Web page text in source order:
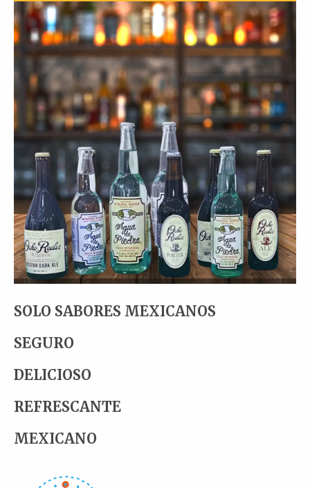
SOLO SABORES MEXICANOS
SEGURO
DELICIOSO
REFRESCANTE
MEXICANO